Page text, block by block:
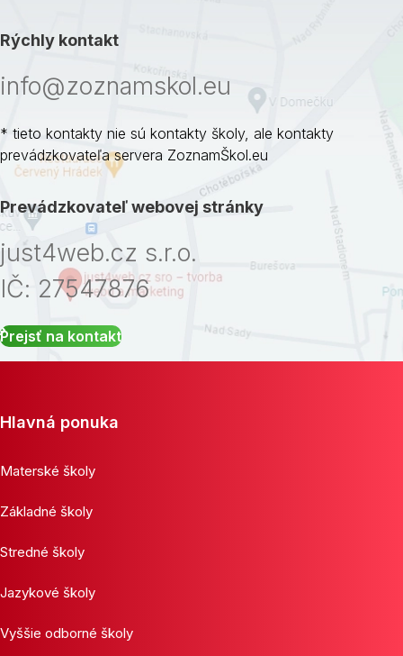
Rýchly kontakt
info@zoznamskol.eu
* tieto kontakty nie sú kontakty školy, ale kontakty
prevádzkovateľa servera ZoznamŠkol.eu
Prevádzkovateľ webovej stránky
just4web.cz s.r.o.
IČ: 27547876
Prejsť na kontakt
Hlavná ponuka
Materské školy
Základné školy
Stredné školy
Jazykové školy
Vyššie odborné školy